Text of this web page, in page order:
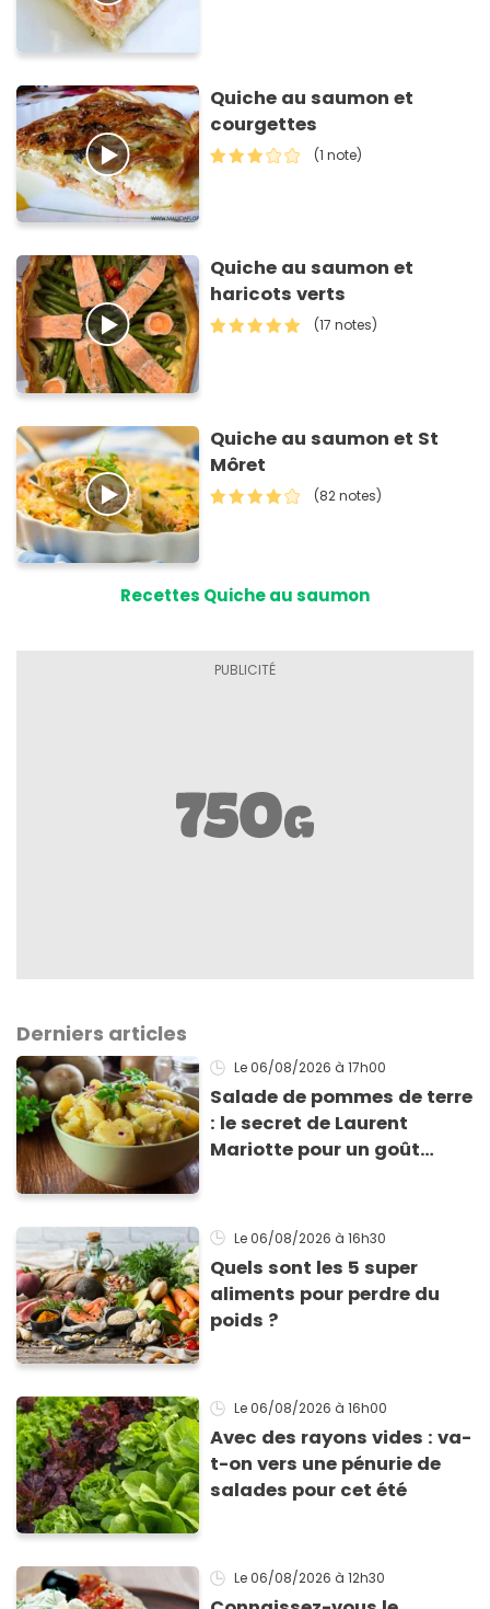
Quiche au saumon et
courgettes
(1 note)
Quiche au saumon et
haricots verts
(17 notes)
Quiche au saumon et St
Môret
(82 notes)
Recettes Quiche au saumon
Derniers articles
Le 06/08/2026 à 17h00
Salade de pommes de terre
: le secret de Laurent
Mariotte pour un goût
Le 06/08/2026 à 16h30
Quels sont les 5 super
aliments pour perdre du
poids ?
Le 06/08/2026 à 16h00
Avec des rayons vides : va-
t-on vers une pénurie de
salades pour cet été
Le 06/08/2026 à 12h30